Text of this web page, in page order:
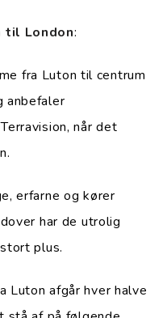
til London:
fra Luton til centrum
anbefaler
når det
erfarne og kører
har de utrolig
plus.
Luton afgår hver halve